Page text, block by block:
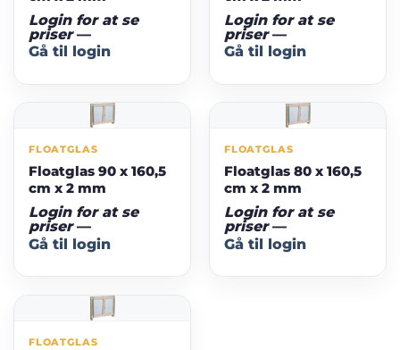
Login for at se
priser—
Gå til login
Login for at se
priser—
Gå til login
FLOATGLAS
Floatglas 90 x 160,5
cm x 2 mm
Login for at se
priser—
Gå til login
FLOATGLAS
Floatglas 80 x 160,5
cm x 2 mm
Login for at se
priser—
Gå til login
FLOATGLAS